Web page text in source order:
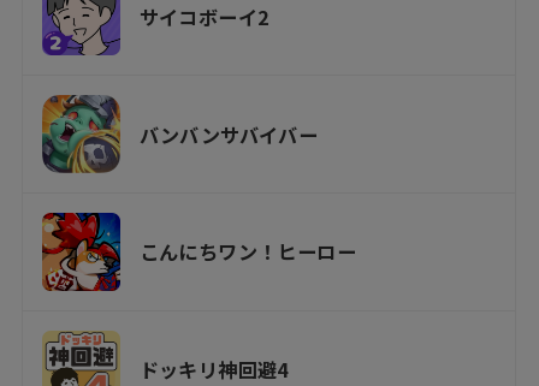
サイコボーイ2
バンバンサバイバー
こんにちワン！ヒーロー
ドッキリ神回避4